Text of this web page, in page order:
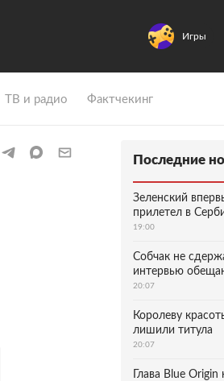
Игры
ТВ и радио Фактчекинг
Последние
Зеленский
прилетел в
19:00
Собчак не
интервью
20:07
Королеву
лишили титула
20:07
Глава Blue